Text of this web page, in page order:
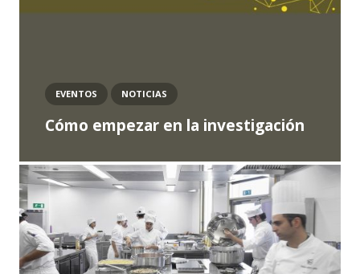
Cómo empezar en la investigación
EVENTOS NOTICIAS